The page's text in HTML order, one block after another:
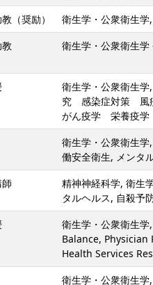
（奨励）
衛生学・公衆衛生
衛生学・公衆衛生学
衛生学・公衆衛生
究 感染症対策 風
がん疫学 栄養疫学
衛生学・公衆衛生
働安全衛生, メンタ
精神神経科学, 衛生
タルヘルス, 自殺予
衛生学・公衆衛生
Balance,
Health Services
衛生学・公衆衛生